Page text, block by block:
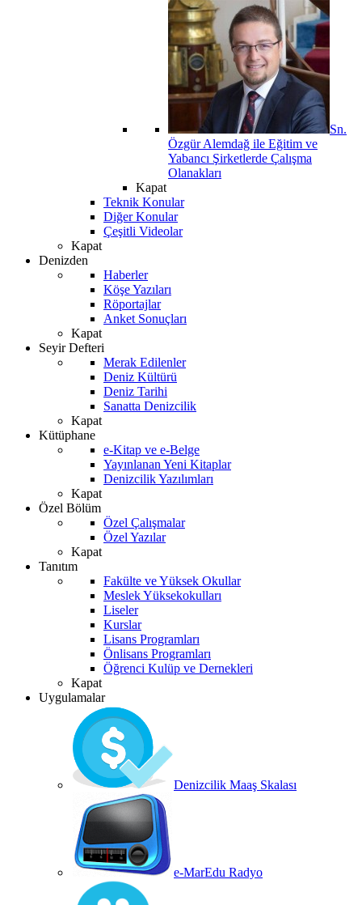
Sn.
Özgür Alemdağ ile Eğitim ve
Yabancı Şirketlerde Çalışma
Olanakları
Kapat
Teknik Konular
Diğer Konular
Çeşitli Videolar
Kapat
Denizden
Haberler
Köşe Yazıları
Röportajlar
Anket Sonuçları
Kapat
Seyir Defteri
Merak Edilenler
Deniz Kültürü
Deniz Tarihi
Sanatta Denizcilik
Kapat
Kütüphane
e-Kitap ve e-Belge
Yayınlanan Yeni Kitaplar
Denizcilik Yazılımları
Kapat
Özel Bölüm
Özel Çalışmalar
Özel Yazılar
Kapat
Tanıtım
Fakülte ve Yüksek Okullar
Meslek Yüksekokulları
Liseler
Kurslar
Lisans Programları
Önlisans Programları
Öğrenci Kulüp ve Dernekleri
Kapat
Uygulamalar
Denizcilik Maaş Skalası
e-MarEdu Radyo